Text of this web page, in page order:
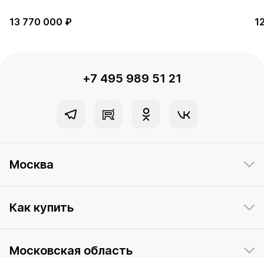
13 770 000 ₽
+7 495 989 51 21
Москва
Как купить
Московская область